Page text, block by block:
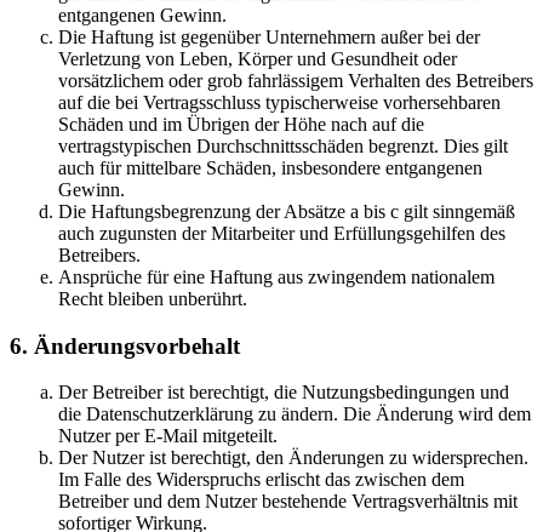
entgangenen Gewinn.
Die Haftung ist gegenüber Unternehmern außer bei der
Verletzung von Leben, Körper und Gesundheit oder
vorsätzlichem oder grob fahrlässigem Verhalten des Betreibers
auf die bei Vertragsschluss typischerweise vorhersehbaren
Schäden und im Übrigen der Höhe nach auf die
vertragstypischen Durchschnittsschäden begrenzt. Dies gilt
auch für mittelbare Schäden, insbesondere entgangenen
Gewinn.
Die Haftungsbegrenzung der Absätze a bis c gilt sinngemäß
auch zugunsten der Mitarbeiter und Erfüllungsgehilfen des
Betreibers.
Ansprüche für eine Haftung aus zwingendem nationalem
Recht bleiben unberührt.
6. Änderungsvorbehalt
Der Betreiber ist berechtigt, die Nutzungsbedingungen und
die Datenschutzerklärung zu ändern. Die Änderung wird dem
Nutzer per E-Mail mitgeteilt.
Der Nutzer ist berechtigt, den Änderungen zu widersprechen.
Im Falle des Widerspruchs erlischt das zwischen dem
Betreiber und dem Nutzer bestehende Vertragsverhältnis mit
sofortiger Wirkung.